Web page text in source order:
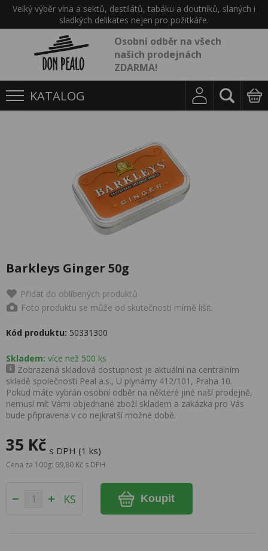
Velký výběr vína a sektů, destilátů, tabáku a doutníků, slaných i
sladkých delikates nejen pro požitkáře.
Osobní odběr na všech
našich prodejnách
ZDARMA!
KATALOG
Barkleys Ginger 50g
Přidat do oblíbených produktů
Foto produktu se může od skutečnosti mírně lišit.
Kód produktu: 50331300
Skladem: více než 500 ks
Zobrazená skladová dostupnost je aktuální na centrálním
skladě společnosti Peal a.s., U plynárny 412/101, Praha 10.
Pokud máte vybrán osobní odběr na některé jiné naší prodejně,
nemusí mít Vámi objednané zboží skladem a zakázka pro Vás
bude připravena v co nejkratší možné době.
35 Kč s DPH (1 ks)
Cena za 100g: 69,80 Kč s DPH
KS Koupit